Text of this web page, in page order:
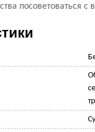
посоветоваться с